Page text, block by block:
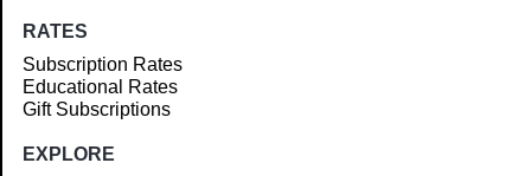
RATES
Subscription Rates
Educational Rates
Gift Subscriptions
EXPLORE